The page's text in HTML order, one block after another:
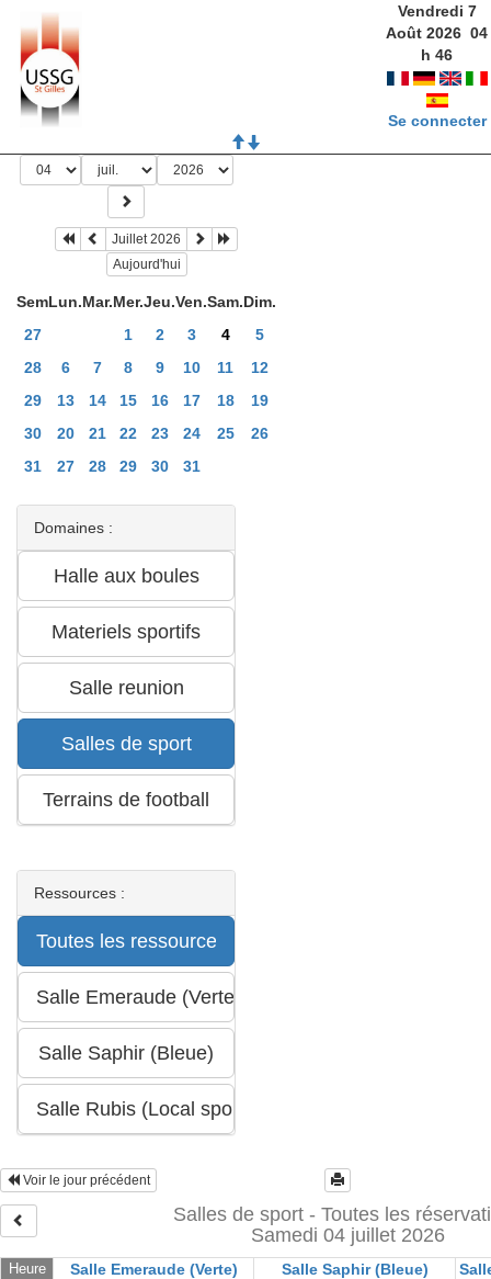
Vendredi 7
Août 2026 04
h46
Se connecter
Juillet 2026
Aujourd'hui
SemLun.Mar.Mer.Jeu.Ven.Sam.Dim.
27
1 2 3 4
5
28
6 7 8 9 10 11
12
29
13 14 15 16 17 18
19
30
20 21 22 23 24 25
26
31
27 28 29 30 31
Domaines :
Ressources :
Voir le jour précédent
Salles de sport - Toutes les
Samedi 04 juillet 2026
Heure Salle Emeraude (Verte) Salle Saphir (Bleue)